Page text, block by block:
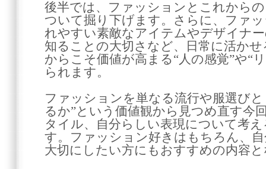
後半では、ファッションとこれから
ついて掘り下げます。さらに、ファ
れやすい素敵なアイテムやデザイナ
知ることの大切さなど、日常に活か
からこそ価値が高まる“人の感覚”や“
られます。
ファッションを単なる流行や服選び
るか”という価値観から見つめ直す今
タイル、自分らしい表現について考
す。ファッション好きはもちろん、
大切にしたい方にもおすすめの内容